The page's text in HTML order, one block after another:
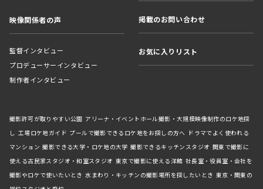
映像関係者の声
監督インタビュー
プロデューサーインタビュー
制作者インタビュー
掲載のお問い合わせ
お気に入りリスト
撮影許可が取りやすい公園 アリーナ・イベントホール撮影・大規模映像制作のロケ地探
し 工場ロケ地ガイド プールで撮影できるロケ地をお探しの方へ ドラマでよく使われる
マンション 撮影できる大学・ロケ地の大学 撮影できるキッチンスタジオ 関東で撮影に
使える古民家スタジオ・和室スタジオ 東京で撮影に使える洋館 社長室・役員室・会社を
撮影やロケで使いたいとき 水まわり・キッチンの撮影場所を探したいとき 東京・関東の